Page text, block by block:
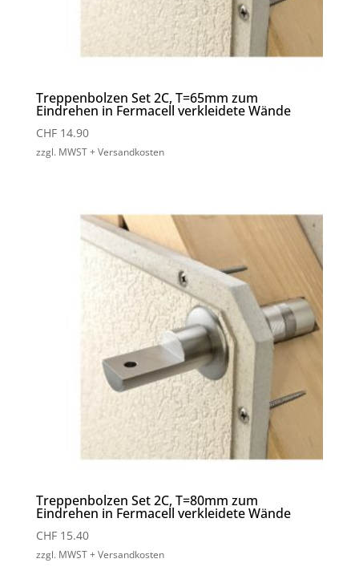
Treppenbolzen Set 2C, T=65mm zum
Eindrehen in Fermacell verkleidete Wände
CHF14.90
zzgl. MWST + Versandkosten
Treppenbolzen Set 2C, T=80mm zum
Eindrehen in Fermacell verkleidete Wände
CHF15.40
zzgl. MWST + Versandkosten